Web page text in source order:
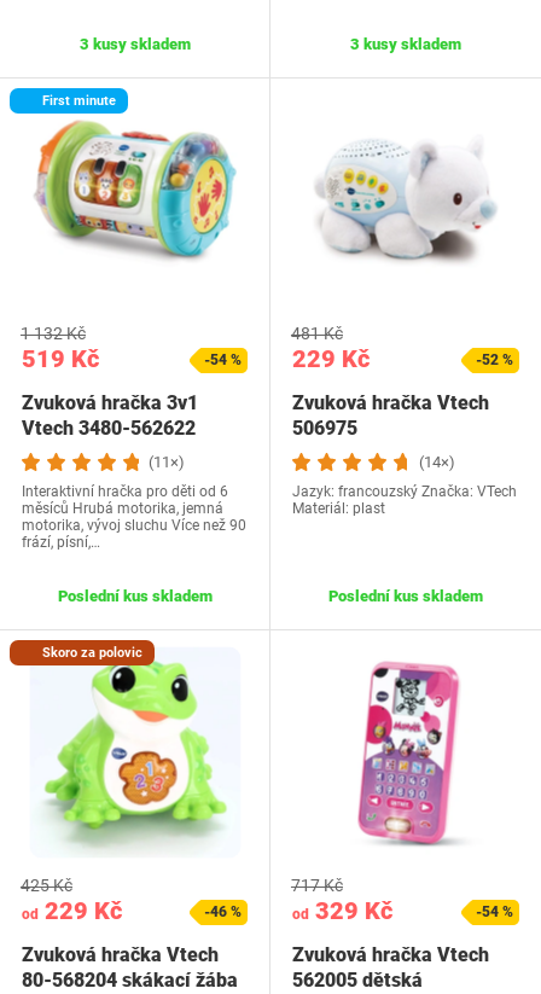
3 kusy skladem 3 kusy skladem
First minute
519 Kč
1 132 Kč
-54 %
Zvuková hračka 3v1
Vtech 3480-562622
(11×)
Interaktivní hračka pro děti od 6
měsíců Hrubá motorika, jemná
motorika, vývoj sluchu Více než 90
frází, písní,…
Poslední kus skladem
229 Kč
481 Kč
-52 %
Zvuková hračka Vtech
506975
(14×)
Jazyk: francouzský Značka: VTech
Materiál: plast
Poslední kus skladem
Skoro za polovic
od 229 Kč
425 Kč
-46 %
Zvuková hračka Vtech
80-568204 skákací žába
od 329 Kč
717 Kč
-54 %
Zvuková hračka Vtech
562005 dětská